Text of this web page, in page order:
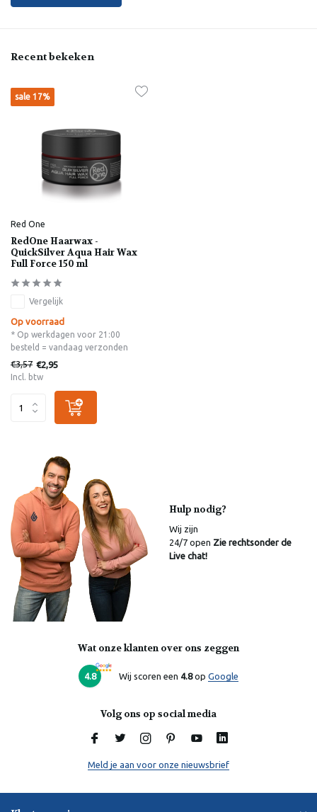
Recent bekeken
sale 17%
Red One
RedOne Haarwax -
QuickSilver Aqua Hair Wax
Full Force 150 ml
Vergelijk
Op voorraad
* Op werkdagen voor 21:00
besteld = vandaag verzonden
€3,57 €2,95
Incl. btw
Hulp nodig?
Wij zijn
24/7 open Zie rechtsonder de
Live chat!
Wat onze klanten over ons zeggen
4.8 Wij scoren een 4.8op Google
Volg ons op social media
Meld je aan voor onze nieuwsbrief
Online